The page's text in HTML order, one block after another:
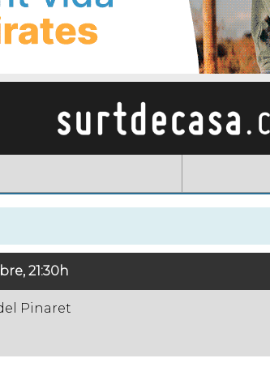
21:30h
Pinaret